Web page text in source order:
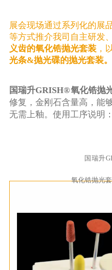
展会现场通过系列化的展
等方式推介我司自主研发
义齿的氧化锆抛光套装 ，
光条&抛光碟的抛光套装。
国瑞升GRISH®氧化锆抛
修复，金刚石含量高，能
无需上釉。使用工序说明
国瑞升
氧化锆抛光